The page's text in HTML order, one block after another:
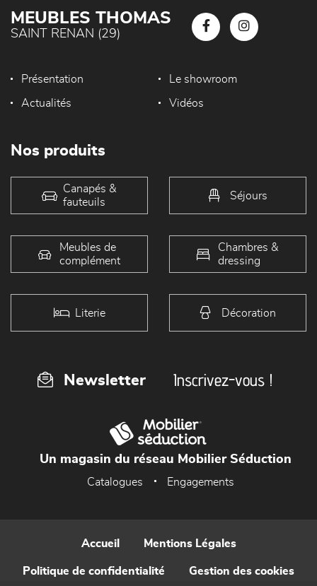
MEUBLES THOMAS
SAINT RENAN (29)
Présentation Le showroom
Actualités Vidéos
Nos produits
Canapés &
fauteuils
Séjours
Meubles de
complément
Chambres &
dressing
Literie Décoration
Newsletter Inscrivez-vous !
Un magasin du réseau Mobilier Séduction
Catalogues Engagements
Accueil Mentions Légales
Politique de confidentialité Gestion des cookies